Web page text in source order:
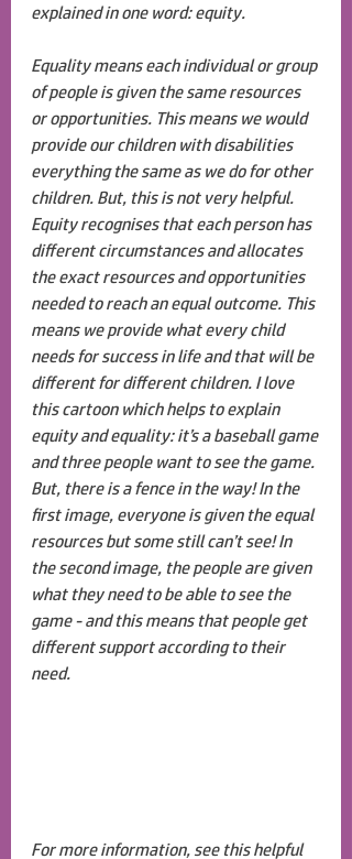
explained in one word: equity.
Equality means each individual or group
of people is given the same resources
or opportunities. This means we would
provide our children with disabilities
everything the same as we do for other
children. But, this is not very helpful.
Equity recognises that each person has
different circumstances and allocates
the exact resources and opportunities
needed to reach an equal outcome. This
means we provide what every child
needs for success in life and that will be
different for different children. I love
this cartoon which helps to explain
equity and equality: it’s a baseball game
and three people want to see the game.
But, there is a fence in the way! In the
first image, everyone is given the equal
resources but some still can’t see! In
the second image, the people are given
what they need to be able to see the
game - and this means that people get
different support according to their
need.
For more information, see this helpful